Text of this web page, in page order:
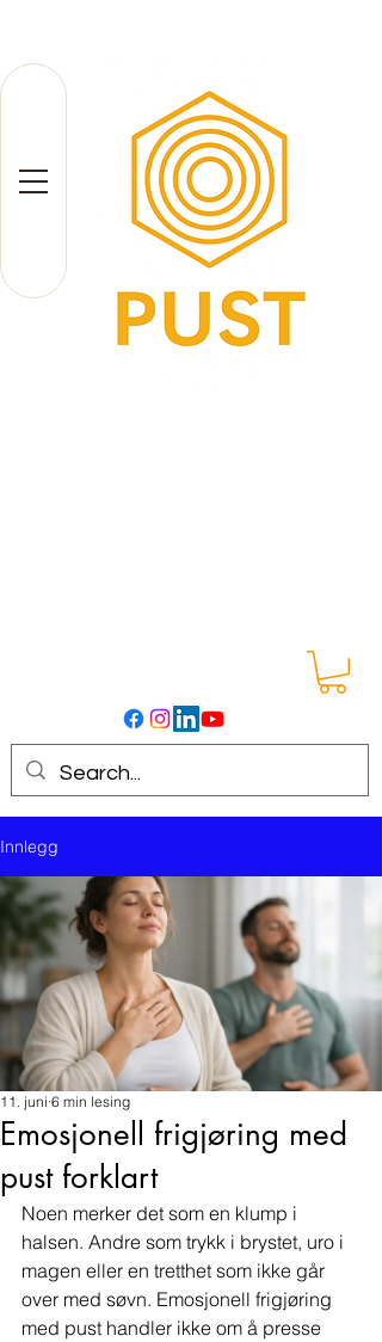
Innlegg
Emosjonell frigjøring med
pust forklart
11. juni 6 min lesing
Noen merker det som en klump i
halsen. Andre som trykk i brystet, uro i
magen eller en tretthet som ikke går
over med søvn. Emosjonell frigjøring
med pust handler ikke om å presse